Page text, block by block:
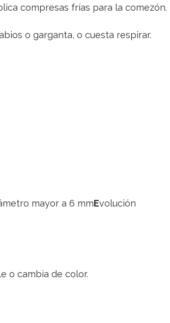
compresas frías para la comezón.
o garganta, o cuesta respirar.
mayor a 6 mmEvolución
o cambia de color.